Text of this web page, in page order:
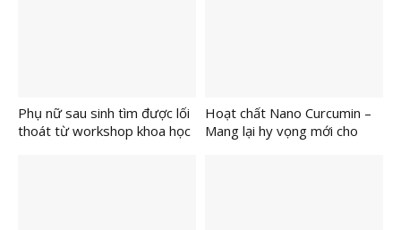
Phụ nữ sau sinh tìm được lối
thoát từ workshop khoa học
Hoạt chất Nano Curcumin –
Mang lại hy vọng mới cho